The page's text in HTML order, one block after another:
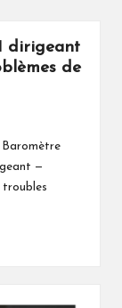
dirigeant
de
Baromètre
—
troubles